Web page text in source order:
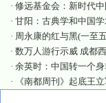
· 修远基金会：新时代
· 甘阳：古典学和中国
· 周永康的红与黑(一至
· 数万人游行示威 成都
· 余英时：中国转一个
·
《南都周刊》起底王立